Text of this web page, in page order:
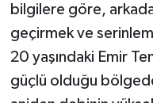
bilgilere göre,
geçirmek ve
20 yaşındaki Emir
güçlü olduğu
İş ilanı
Kilimli
Kültür - Sanat